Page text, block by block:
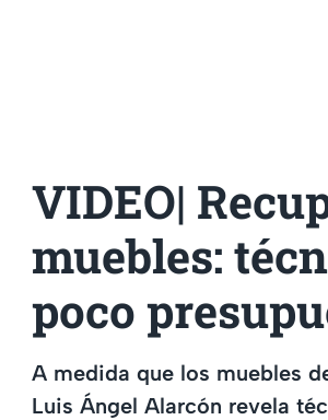
VIDEO|
muebles:
poco
A medida que los muebles
Luis Ángel Alarcón revela